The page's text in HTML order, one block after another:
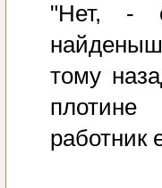
"Нет, -
тому
работник